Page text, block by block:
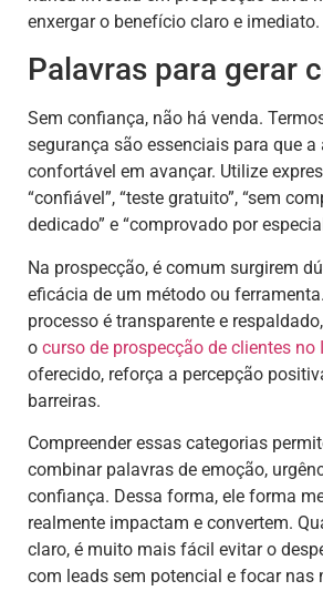
enxergar o benefício claro e imediato.
Palavras para gerar
Sem confiança, não há venda.
segurança são essenciais para que
confortável em avançar. Utilize
“confiável”, “teste gratuito”, “sem
dedicado” e “comprovado por
Na prospecção, é comum surgirem
eficácia de um método ou
processo é transparente e
o curso de prospecção de clientes no
oferecido, reforça a percepção
barreiras.
Compreender essas categorias
combinar palavras de emoção,
confiança. Dessa forma, ele forma
realmente impactam e convertem.
claro, é muito mais fácil evitar o
com leads sem potencial e focar nas